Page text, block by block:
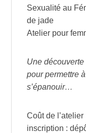
Sexualité au
de jade
Atelier pour
Une
pour permettre
s’épanouir…
Coût de
inscription :